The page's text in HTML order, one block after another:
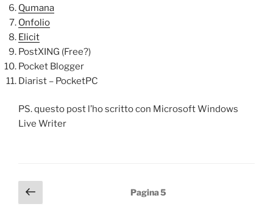
Qumana
Onfolio
Elicit
PostXING (Free?)
Pocket Blogger
Diarist – PocketPC
PS. questo post l’ho scritto con Microsoft Windows
Live Writer
Paginazione
degli
Pagina
precedente
Pagina5